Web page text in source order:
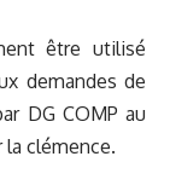
être utilisé
demandes de
DG COMP au
clémence.